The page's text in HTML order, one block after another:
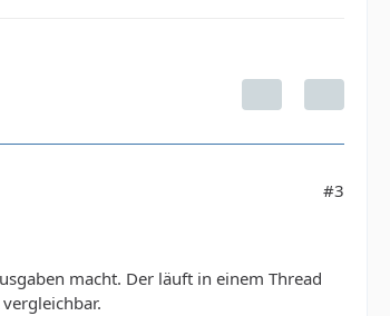
#3
macht. Der läuft in einem Thread